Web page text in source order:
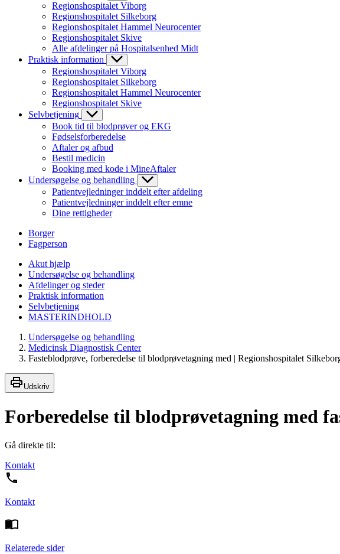
Regionshospitalet Viborg
Regionshospitalet Silkeborg
Regionshospitalet Hammel Neurocenter
Regionshospitalet Skive
Alle afdelinger på Hospitalsenhed Midt
Praktisk information
Regionshospitalet Viborg
Regionshospitalet Silkeborg
Regionshospitalet Hammel Neurocenter
Regionshospitalet Skive
Selvbetjening
Book tid til blodprøver og EKG
Fødselsforberedelse
Aftaler og afbud
Bestil medicin
Booking med kode i MineAftaler
Undersøgelse og behandling
Patientvejledninger inddelt efter afdeling
Patientvejledninger inddelt efter emne
Dine rettigheder
Borger
Fagperson
Akut hjælp
Undersøgelse og behandling
Afdelinger og steder
Praktisk information
Selvbetjening
MASTERINDHOLD
Undersøgelse og behandling
Medicinsk Diagnostisk Center
Fasteblodprøve, forberedelse til blodprøvetagning med | Regionshospitalet
Udskriv
Forberedelse til blodprøvetagning med
Gå direkte til:
Kontakt
Kontakt
Relaterede sider